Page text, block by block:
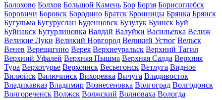
Болохово Болхов Большой Камень Бор Борзя Борисоглебск
Боровичи Боровск Бородино Братск Бронницы Брянка Брянск
Бугульма Бугуруслан Буденновск Бузулук Буинск Буй
Буйнакск Бутурлиновка Валдай Валуйки Васильевка Велиж
Великие Луки Великий Новгород Великий Устюг Вельск
Венев Верещагино Верея Верхнеуральск Верхний Тагил
Верхний Уфалей Верхняя Пышма Верхняя Салда Верхняя
Тура Верхотурье Верхоянск Весьегонск Ветлуга Видное
Вилюйск Вилючинск Вихоревка Вичуга Владивосток
Владикавказ Владимир Вознесеновка Волгоград Волгодонск
Волгореченск Волжск Волжский Волноваха Вологда